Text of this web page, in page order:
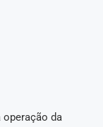
operação da